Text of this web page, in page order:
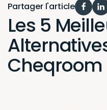
Partager l'article
Les 5
Cheqroom